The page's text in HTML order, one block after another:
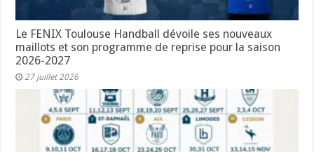
Le FENIX Toulouse Handball dévoile ses nouveaux
maillots et son programme de reprise pour la saison
2026-2027
27 juillet 2026